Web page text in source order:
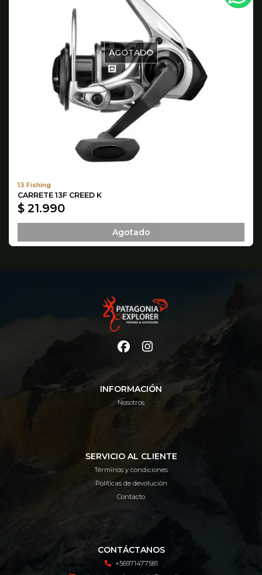
AGOTADO
13 Fishing
CARRETE 13F CREED K
$ 21.990
Agotado
INFORMACIÓN
Nosotros
SERVICIO AL CLIENTE
Términos y condiciones
Políticas de devolución
Contacto
CONTÁCTANOS
+56971477581